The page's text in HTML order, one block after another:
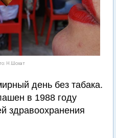
Н.Шохат
день без табака.
в 1988 году
здравоохранения